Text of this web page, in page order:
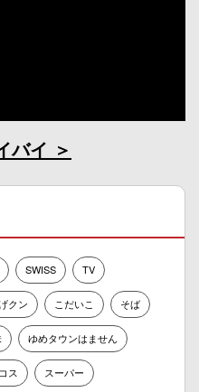
バイ
SWISS TV
クン こだいこ そば
ゆめタウンはません
ス スーパー